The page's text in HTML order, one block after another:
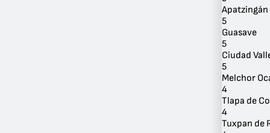
Apatzingán
5
Guasave
5
Ciudad
5
Melchor
4
Tlapa de
4
Tuxpan de